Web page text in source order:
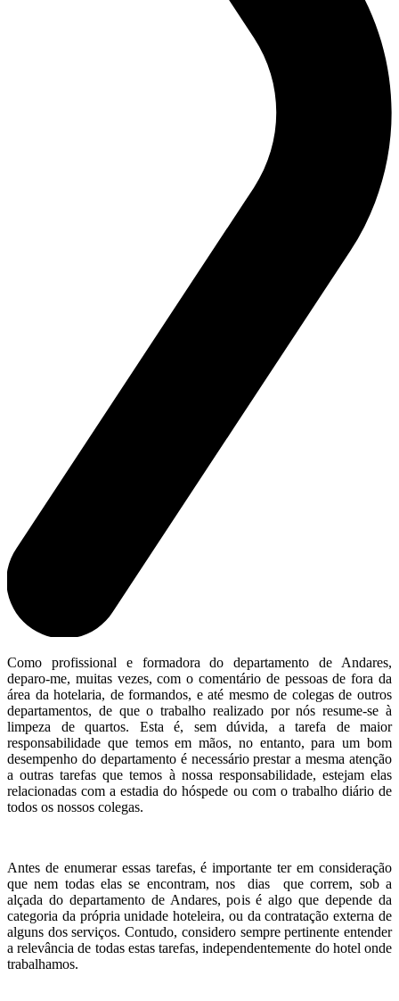
Como profissional e formadora do departamento de Andares,
deparo-me, muitas vezes, com o comentário de pessoas de fora da
área da hotelaria, de formandos, e até mesmo de colegas de outros
departamentos, de que o trabalho realizado por nós resume-se à
limpeza de quartos. Esta é, sem dúvida, a tarefa de maior
responsabilidade que temos em mãos, no entanto, para um bom
desempenho do departamento é necessário prestar a mesma atenção
a outras tarefas que temos à nossa responsabilidade, estejam elas
relacionadas com a estadia do hóspede ou com o trabalho diário de
todos os nossos colegas.
Antes de enumerar essas tarefas, é importante ter em consideração
que nem todas elas se encontram, nos dias que correm, sob a
alçada do departamento de Andares, pois é algo que depende da
categoria da própria unidade hoteleira, ou da contratação externa de
alguns dos serviços. Contudo, considero sempre pertinente entender
a relevância de todas estas tarefas, independentemente do hotel onde
trabalhamos.